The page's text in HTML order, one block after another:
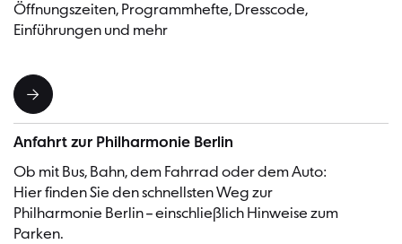
Öffnungszeiten, Programmhefte, Dresscode,
Einführungen und mehr
Anfahrt zur Philharmonie Berlin
Ob mit Bus, Bahn, dem Fahrrad oder dem Auto:
Hier finden Sie den schnellsten Weg zur
Philharmonie Berlin – einschließlich Hinweise zum
Parken.